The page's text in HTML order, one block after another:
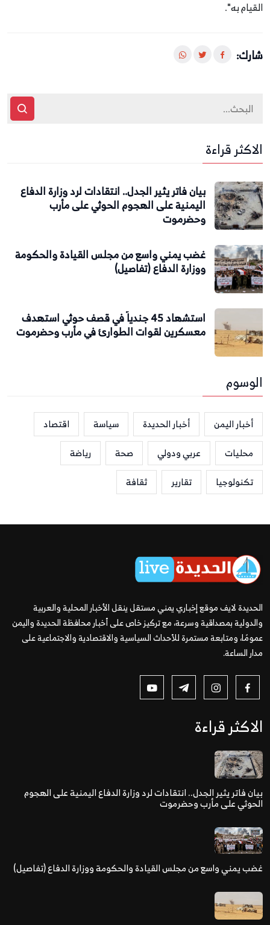
القيام به".
شارك:
الاكثر قراءة
بيان فاتر يثير الجدل.. انتقادات لرد وزارة الدفاع
اليمنية على الهجوم الحوثي على مأرب
وحضرموت
غضب يمني واسع من مجلس القيادة والحكومة
ووزارة الدفاع (تفاصيل)
استشهاد 45 جندياً في قصف حوثي استهدف
معسكرين لقوات الطوارئ في مأرب وحضرموت
الوسوم
أخبار اليمن أخبار الحديدة سياسة
اقتصاد
محليات
عربي ودولي صحة
رياضة
تكنولوجيا
تقارير ثقافة
الحديدة لايف موقع إخباري يمني مستقل ينقل الأخبار المحلية والعربية
والدولية بمصداقية وسرعة، مع تركيز خاص على أخبار محافظة الحديدة واليمن
عمومًا، ومتابعة مستمرة للأحداث السياسية والاقتصادية والاجتماعية على
مدار الساعة.
الاكثر قراءة
بيان فاتر يثير الجدل.. انتقادات لرد وزارة الدفاع اليمنية على الهجوم
الحوثي على مأرب وحضرموت
غضب يمني واسع من مجلس القيادة والحكومة ووزارة الدفاع (تفاصيل)